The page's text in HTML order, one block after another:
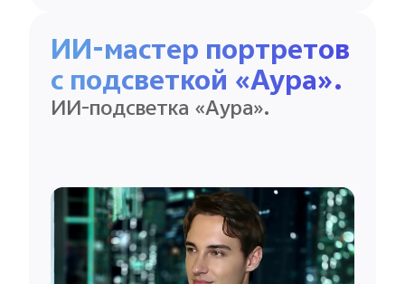
ИИ-мастер портретов
с подсветкой «Аура».
ИИ-подсветка «Аура».